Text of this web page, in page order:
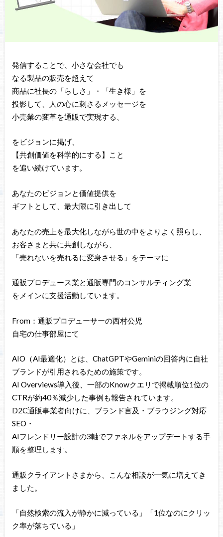
発信することで、小さな会社でも
なる製品の販売を超えて
商品に社長の「らしさ」・「生き様」を
投影して、人の心に刺さるメッセージを
小売業の変革を通販で実現する、
をビジョンに掲げ、
【共創価値を科学的にする】こと
を追い続けています。
あなたのビジョンと価値提供を
ギフトとして、最大限に引き出して
あなたの売上を最大化しながら世の中をよりよく照らし、
お客さまと共に共創しながら、
「売れないを売れるに変身させる」をテーマに
通販プロデュース業と通販専門のコンサルティング業
をメインに支援活動しています。
From：通販プロデューサーの西村公児
自宅の仕事部屋にて
AIO（AI最適化）とは、ChatGPTやGeminiの回答内に自社
ブランドが引用されるための施策です。
AI Overviews導入後、一部のKnowクエリで掲載順位1位の
CTRが約40％減少した事例も報告されています。
D2C通販事業者向けに、ブランド言及・ブラウジング対応
SEO・
AIフレンドリー設計の3軸でファネルをアップデートする手
順を整理します。
通販クライアントさまから、こんな相談が一気に増えてき
ました。
「自然検索の流入が静かに減っている」「1位なのにクリッ
ク率が落ちている」